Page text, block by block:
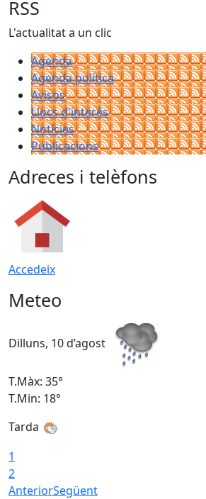
RSS
L'actualitat a un clic
Agenda
Agenda política
Avisos
Llocs d'interès
Notícies
Publicacions
Adreces i telèfons
Accedeix
Meteo
Dilluns, 10 d’agost
T.Màx: 35°
T.Min: 18°
Tarda
1
2
AnteriorSegüent